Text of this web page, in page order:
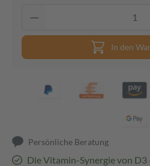
In den
Persönliche Beratung
Die Vitamin-Synergie von